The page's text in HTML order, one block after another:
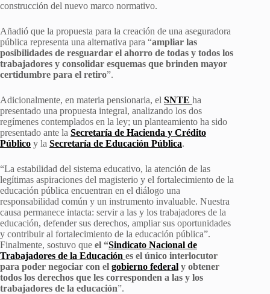
construcción del nuevo marco normativo.
Añadió que la propuesta para la creación de una aseguradora
pública representa una alternativa para “ampliar las
posibilidades de resguardar el ahorro de todas y todos los
trabajadores y consolidar esquemas que brinden mayor
certidumbre para el retiro”.
Adicionalmente, en materia pensionaria, el SNTE ha
presentado una propuesta integral, analizando los dos
regímenes contemplados en la ley; un planteamiento ha sido
presentado ante la Secretaría de Hacienda y Crédito
Público y la Secretaría de Educación Pública.
“La estabilidad del sistema educativo, la atención de las
legítimas aspiraciones del magisterio y el fortalecimiento de la
educación pública encuentran en el diálogo una
responsabilidad común y un instrumento invaluable. Nuestra
causa permanece intacta: servir a las y los trabajadores de la
educación, defender sus derechos, ampliar sus oportunidades
y contribuir al fortalecimiento de la educación pública”.
Finalmente, sostuvo que el “Sindicato Nacional de
Trabajadores de la Educación es el único interlocutor
para poder negociar con el gobierno federal y obtener
todos los derechos que les corresponden a las y los
trabajadores de la educación”.